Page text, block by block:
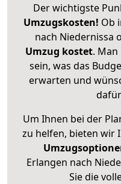
Der wichtigste
Umzugskosten! Ob
nach Niedernissa
Umzug kostet. Man
sein, was das
erwarten und
Um Ihnen bei der
zu helfen, bieten wir
Erlangen nach
Sie die